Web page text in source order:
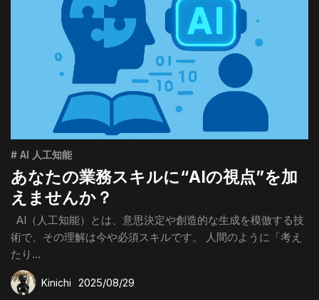
# AI 人工知能
あなたの業務スキルに“AIの視点”を加
えませんか？
AI（人工知能）とは、意思決定や創造的な生成を模倣する技
術で、その理解は今や必須スキルです。 人間のように「考え
たり...
Kinichi 2025/08/29